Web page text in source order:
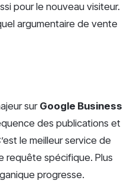
pour le nouveau visiteur.
argumentaire de vente
sur Google Business
des publications et
le meilleur service de
requête spécifique. Plus
progresse.